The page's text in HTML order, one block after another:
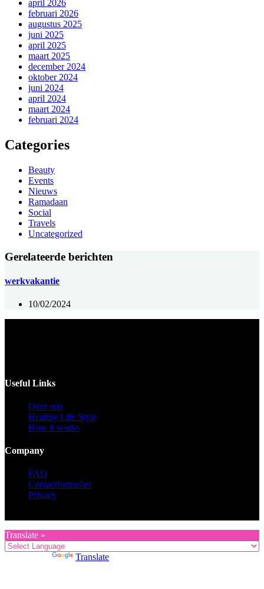
april 2026
februari 2026
augustus 2025
juni 2025
april 2025
maart 2025
december 2024
oktober 2024
juni 2024
april 2024
maart 2024
februari 2024
Categories
Beauty
Events
Nieuws
Ramadaan
Social
Travels
Uncategorized
Gerelateerde berichten
werkvakantie
10/02/2024
Useful Links
Over ons
Healthy Life Style
How it works
Company
FAQ
Contactformulier
Privacy
Translate »
Translate